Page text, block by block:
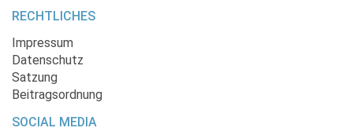
RECHTLICHES
Impressum
Datenschutz
Satzung
Beitragsordnung
SOCIAL MEDIA